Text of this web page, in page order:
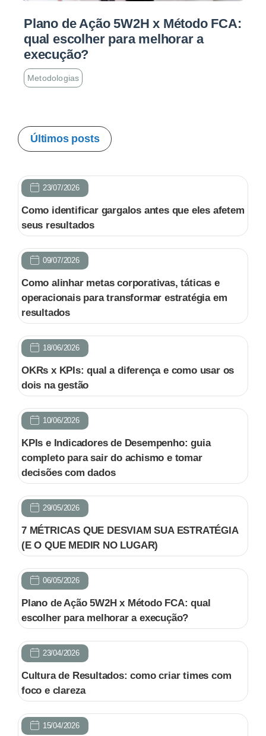
Plano de Ação 5W2H x Método FCA:
qual escolher para melhorar a
execução?
Metodologias
Últimos posts
23/07/2026
Como identificar gargalos antes que eles afetem
seus resultados
09/07/2026
Como alinhar metas corporativas, táticas e
operacionais para transformar estratégia em
resultados
18/06/2026
OKRs x KPIs: qual a diferença e como usar os
dois na gestão
10/06/2026
KPIs e Indicadores de Desempenho: guia
completo para sair do achismo e tomar
decisões com dados
29/05/2026
7 MÉTRICAS QUE DESVIAM SUA ESTRATÉGIA
(E O QUE MEDIR NO LUGAR)
06/05/2026
Plano de Ação 5W2H x Método FCA: qual
escolher para melhorar a execução?
23/04/2026
Cultura de Resultados: como criar times com
foco e clareza
15/04/2026